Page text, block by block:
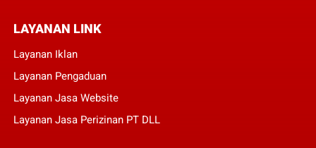
LAYANAN LINK
Layanan Iklan
Layanan Pengaduan
Layanan Jasa Website
Layanan Jasa Perizinan PT DLL